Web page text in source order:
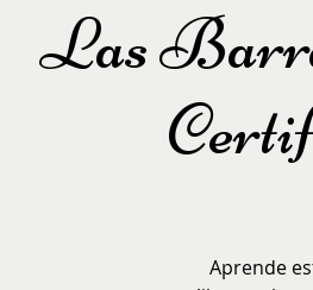
Las
Aprende